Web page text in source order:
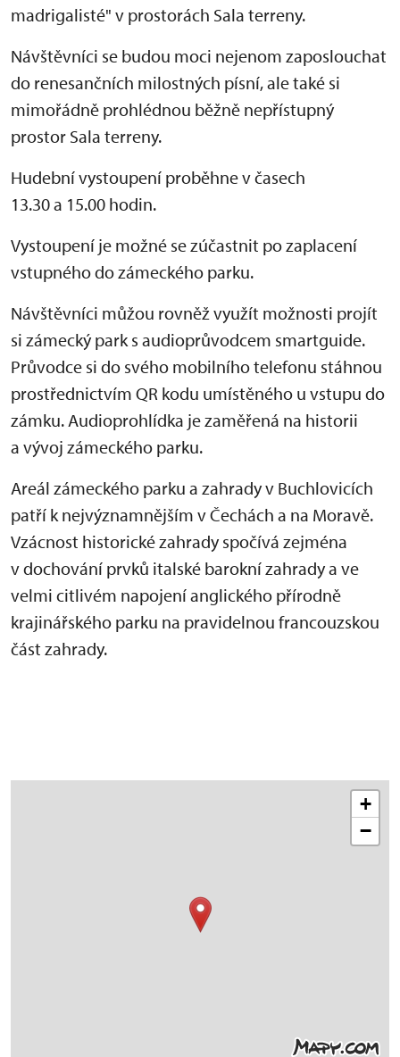
madrigalisté" v prostorách Sala terreny.
Návštěvníci se budou moci nejenom zaposlouchat
do renesančních milostných písní, ale také si
mimořádně prohlédnou běžně nepřístupný
prostor Sala terreny.
Hudební vystoupení proběhne v časech
13.30 a 15.00 hodin.
Vystoupení je možné se zúčastnit po zaplacení
vstupného do zámeckého parku.
Návštěvníci můžou rovněž využít možnosti projít
si zámecký park s audioprůvodcem smartguide.
Průvodce si do svého mobilního telefonu stáhnou
prostřednictvím QR kodu umístěného u vstupu do
zámku. Audioprohlídka je zaměřená na historii
a vývoj zámeckého parku.
Areál zámeckého parku a zahrady v Buchlovicích
patří k nejvýznamnějším v Čechách a na Moravě.
Vzácnost historické zahrady spočívá zejména
v dochování prvků italské barokní zahrady a ve
velmi citlivém napojení anglického přírodně
krajinářského parku na pravidelnou francouzskou
část zahrady.
+
−